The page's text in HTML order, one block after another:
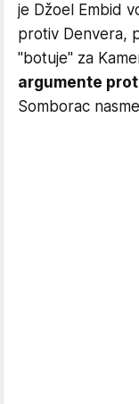
je Džoel Embid
protiv Denvera,
"botuje" za
argumente
Somborac